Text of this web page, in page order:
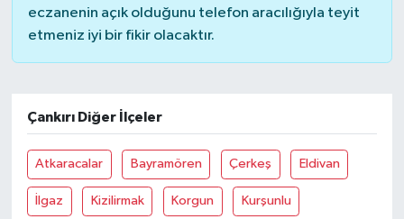
eczanenin açık olduğunu telefon aracılığıyla teyit
etmeniz iyi bir fikir olacaktır.
Çankırı Diğer İlçeler
Atkaracalar Bayramören Çerkeş Eldivan
İlgaz Kizilirmak Korgun Kurşunlu